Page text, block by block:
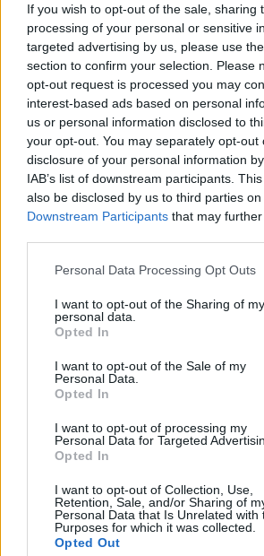
If you wish to opt-out of the sale, sharing
processing of your personal or sensitive
targeted advertising by us, please use
section to confirm your selection. Please
opt-out request is processed you may
interest-based ads based on personal
us or personal information disclosed to
your opt-out. You may separately opt-out
disclosure of your personal information
IAB’s list of downstream participants.
also be disclosed by us to third parties on
Downstream Participants that may
Please note that this website/app uses
not limited to your visit or usage
grant or deny consent to Google and its
use your data for below specified
consent section.
Personal Data Processing Opt Outs
I want to opt-out of the Sharing of my
personal data.
Opted In
I want to opt-out of the Sale of my
Personal Data.
Opted In
I want to opt-out of processing my
Personal Data for Targeted
Opted In
I want to opt-out of Collection, Use,
Retention, Sale, and/or Sharing of
Personal Data that Is Unrelated with
Purposes for which it was collected.
Opted Out
uránlelőhelyekről, és az energetikai
aspektusáról. De e heti cikkajánlónkban
európai országok függenek leginkább a
és a rezsicsökkentés okozta
Energiabox
Cikkajánló a hétvégére: Paks
kikötők és szél
2020.07.03 18:44:05
Az egész világon összesen csak négy olyan
amelynek nincs önálló környezetvédelmi
Arábia, Szomália, Tanzánia, Magyarország. E
energiával üzemelnek úszómedencék,
káresemények megoldatlanságáról, a…..
Energiabox
Cikkajánló a hétvégére:
autógumik 2020.06.26 13:09:38